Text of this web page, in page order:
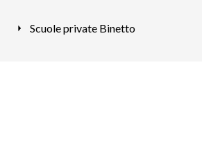
Scuole private Binetto